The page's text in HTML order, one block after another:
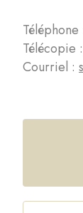
Téléphone
Télécopie
Courriel :